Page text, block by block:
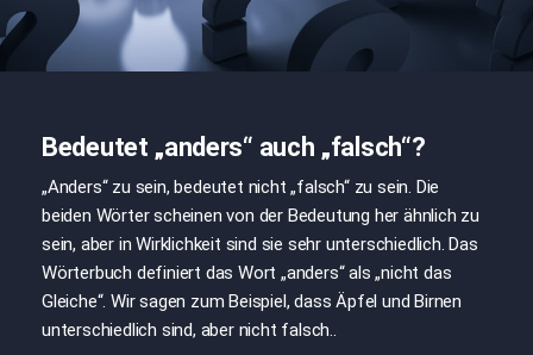
Bedeutet „anders“ auch „falsch“?
„Anders“ zu sein, bedeutet nicht „falsch“ zu sein. Die
beiden Wörter scheinen von der Bedeutung her ähnlich zu
sein, aber in Wirklichkeit sind sie sehr unterschiedlich.Das
Wörterbuch definiert das Wort „anders“ als „nicht das
Gleiche“. Wir sagen zum Beispiel, dass Äpfel und Birnen
unterschiedlich sind, aber nicht falsch..